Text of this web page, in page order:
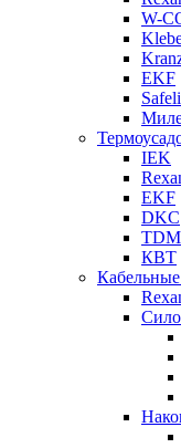
W-
EKF
IEK
EKF
DKC
TDM
КВТ